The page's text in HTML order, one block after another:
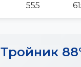
555
Тройник